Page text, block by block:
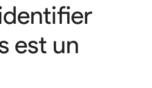
est un